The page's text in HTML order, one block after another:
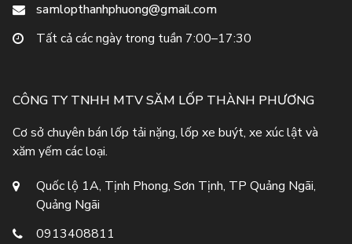
samlopthanhphuong@gmail.com
Tất cả các ngày trong tuần 7:00–17:30
CÔNG TY TNHH MTV SĂM LỐP THÀNH PHƯƠNG
Cơ sở chuyên bán lốp tải nặng, lốp xe buýt, xe xúc lật và
xăm yếm các loại.
Quốc lộ 1A, Tịnh Phong, Sơn Tịnh, TP Quảng Ngãi,
Quảng Ngãi
0913408811